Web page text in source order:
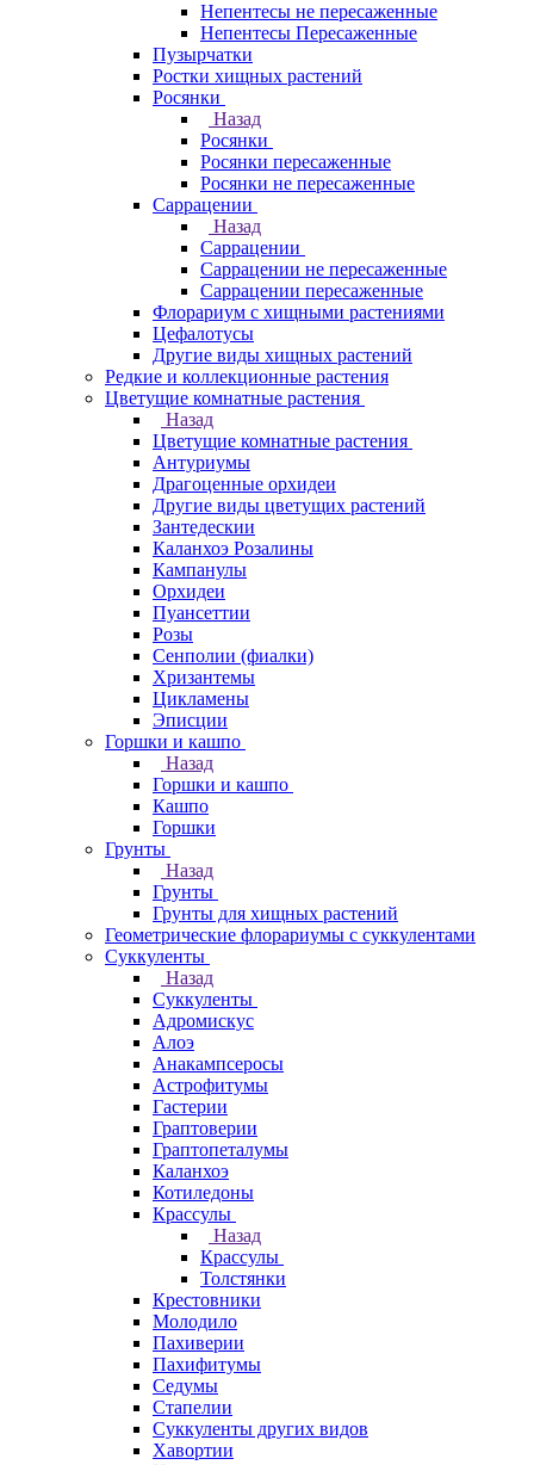
Непентесы не пересаженные
Непентесы Пересаженные
Пузырчатки
Ростки хищных растений
Росянки
Назад
Росянки
Росянки пересаженные
Росянки не пересаженные
Саррацении
Назад
Саррацении
Саррацении не пересаженные
Саррацении пересаженные
Флорариум с хищными растениями
Цефалотусы
Другие виды хищных растений
Редкие и коллекционные растения
Цветущие комнатные растения
Назад
Цветущие комнатные растения
Антуриумы
Драгоценные орхидеи
Другие виды цветущих растений
Зантедескии
Каланхоэ Розалины
Кампанулы
Орхидеи
Пуансеттии
Розы
Сенполии (фиалки)
Хризантемы
Цикламены
Эписции
Горшки и кашпо
Назад
Горшки и кашпо
Кашпо
Горшки
Грунты
Назад
Грунты
Грунты для хищных растений
Геометрические флорариумы с суккулентами
Суккуленты
Назад
Суккуленты
Адромискус
Алоэ
Анакампсеросы
Астрофитумы
Гастерии
Граптоверии
Граптопеталумы
Каланхоэ
Котиледоны
Крассулы
Назад
Крассулы
Толстянки
Крестовники
Молодило
Пахиверии
Пахифитумы
Седумы
Стапелии
Суккуленты других видов
Хавортии